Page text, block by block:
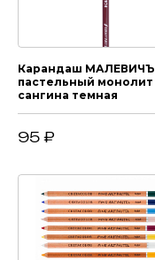
Карандаш МАЛЕВИЧЪ
пастельный монолит
сангина темная
95 ₽